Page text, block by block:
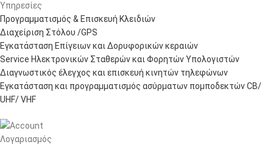
Υπηρεσίες
Προγραμματισμός & Επισκευή Κλειδιών
Διαχείριση Στόλου /GPS
Εγκατάσταση Επίγειων και Δορυφορικών κεραιών
Service Ηλεκτρονικών Σταθερών και Φορητών Υπολογιστών
Διαγνωστικός έλεγχος και επισκευή κινητών τηλεφώνων
Εγκατάσταση και προγραμματισμός ασύρματων πομποδεκτών CB/
UHF/ VHF
Λογαριασμός